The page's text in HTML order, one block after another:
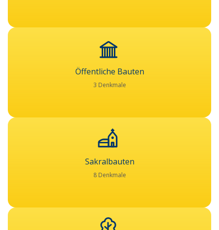
Öffentliche Bauten
3 Denkmale
Sakralbauten
8 Denkmale